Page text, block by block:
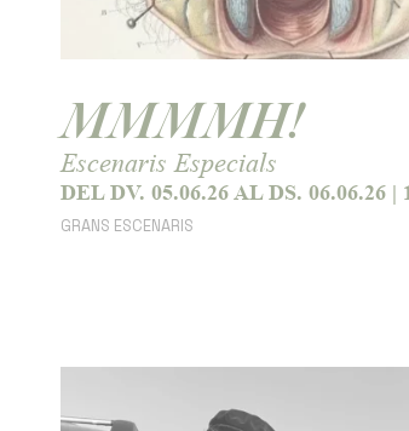
MMMMH!
Escenaris Especials
DEL DV. 05.06.26 AL DS. 06.06.26 |
GRANS ESCENARIS